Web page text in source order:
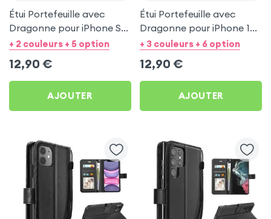
Étui Portefeuille avec
Dragonne pour iPhone SE
2020 / 2022, 8 et 7 - Noir
+ 2 couleurs + 5 option
12,90 €
AJOUTER
Étui Portefeuille avec
Dragonne pour iPhone 16e
- Noir Mayaxess
+ 3 couleurs + 6 option
12,90 €
AJOUTER